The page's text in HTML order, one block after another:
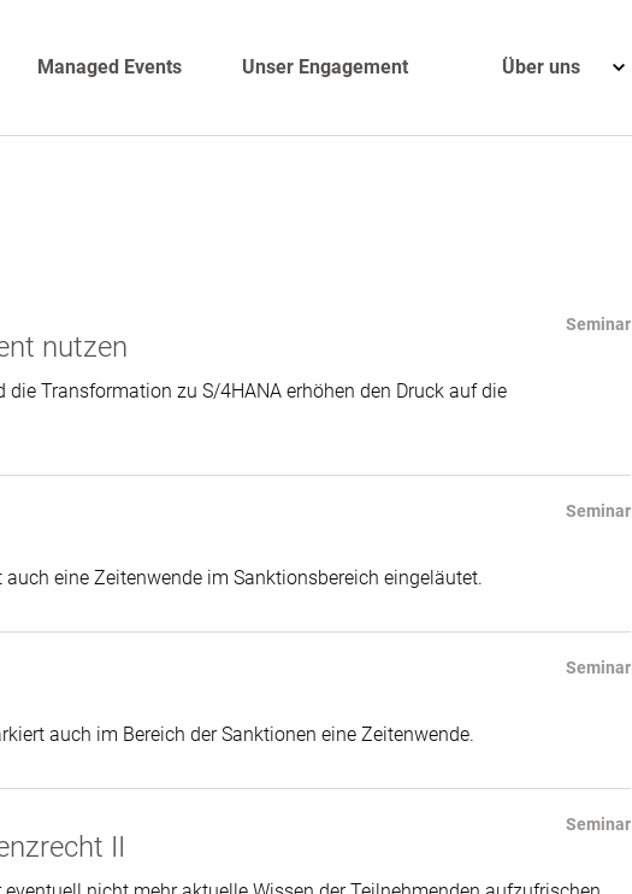
Managed Events Unser Engagement Über uns
Seminar
nutzen
die Transformation zu S/4HANA erhöhen den Druck auf die
Seminar
eine Zeitenwende im Sanktionsbereich eingeläutet.
Seminar
auch im Bereich der Sanktionen eine Zeitenwende.
Seminar
II